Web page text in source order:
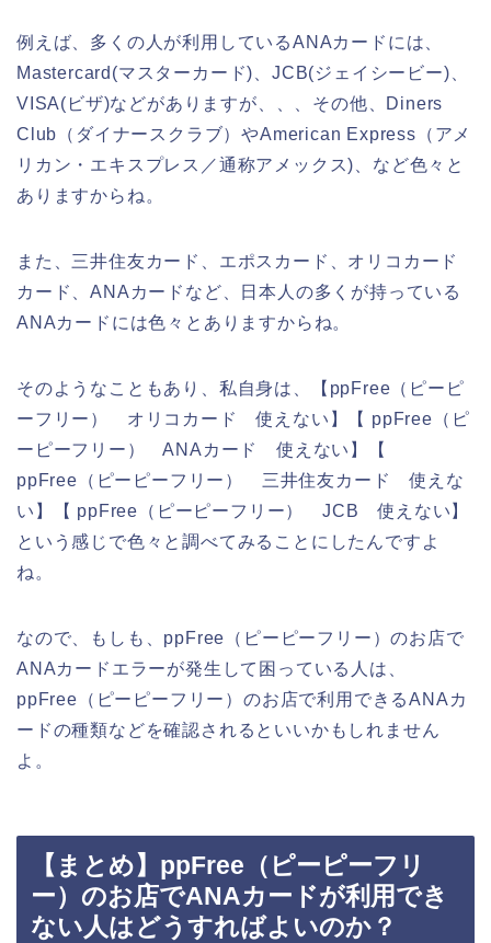
例えば、多くの人が利用しているANAカードには、
Mastercard(マスターカード)、JCB(ジェイシービー)、
VISA(ビザ)などがありますが、、、その他、Diners
Club（ダイナースクラブ）やAmerican Express（アメ
リカン・エキスプレス／通称アメックス)、など色々と
ありますからね。
また、三井住友カード、エポスカード、オリコカード
カード、ANAカードなど、日本人の多くが持っている
ANAカードには色々とありますからね。
そのようなこともあり、私自身は、【ppFree（ピーピ
ーフリー） オリコカード 使えない】【 ppFree（ピ
ーピーフリー） ANAカード 使えない】【
ppFree（ピーピーフリー） 三井住友カード 使えな
い】【 ppFree（ピーピーフリー） JCB 使えない】
という感じで色々と調べてみることにしたんですよ
ね。
なので、もしも、ppFree（ピーピーフリー）のお店で
ANAカードエラーが発生して困っている人は、
ppFree（ピーピーフリー）のお店で利用できるANAカ
ードの種類などを確認されるといいかもしれません
よ。
【まとめ】ppFree（ピーピーフリ
ー）のお店でANAカードが利用でき
ない人はどうすればよいのか？